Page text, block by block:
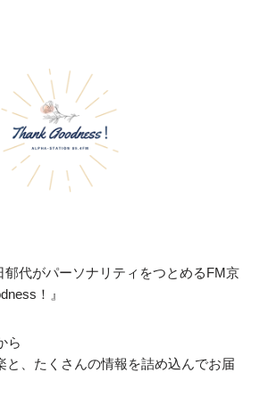
郁代がパーソナリティをつとめるFM京
！』
ら
と、たくさんの情報を詰め込んでお届